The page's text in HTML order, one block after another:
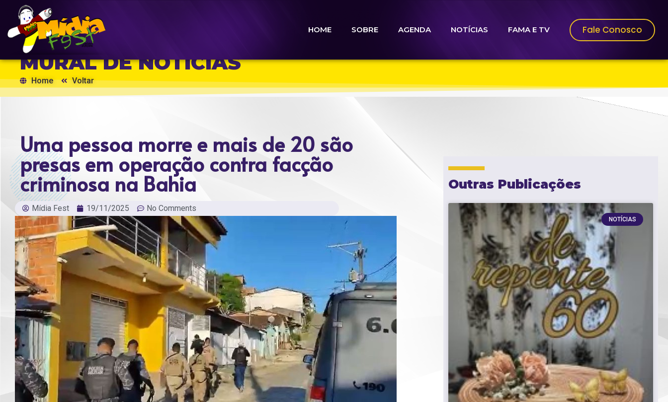
HOME SOBRE AGENDA NOTÍCIAS FAMA E TV Fale Conosco
MURAL DE NOTÍCIAS
Home Voltar
Uma pessoa morre e mais de 20 são
presas em operação contra facção
criminosa na Bahia
Mídia Fest 19/11/2025 No Comments
Outras Publicações
NOTÍCIAS